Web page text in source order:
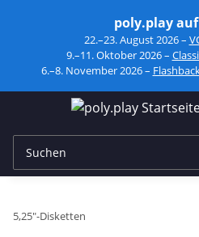
poly.play
22.–23. August 2026 –
9.–11. Oktober 2026 –
6.–8. November 2026 –
5,25"-Disketten